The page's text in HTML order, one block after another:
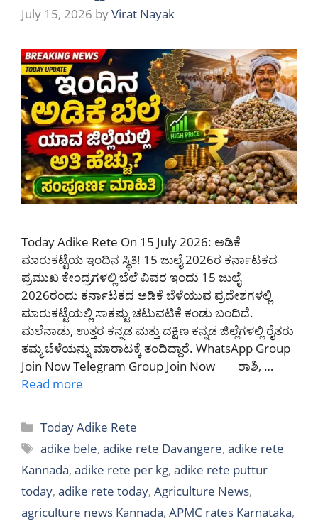
July 15, 2026 byVirat Nayak
Today Adike Rete On 15 July 2026: ಅಡಿಕೆ
ಮಾರುಕಟ್ಟೆಯ ಇಂದಿನ ಸ್ಥಿತಿ! 15 ಜುಲೈ 2026ರ ಕರ್ನಾಟಕದ
ಪ್ರಮುಖ ಕೇಂದ್ರಗಳಲ್ಲಿ ಬೆಲೆ ವಿವರ ಇಂದು 15 ಜುಲೈ
2026ರಂದು ಕರ್ನಾಟಕದ ಅಡಿಕೆ ಬೆಳೆಯುವ ಪ್ರದೇಶಗಳಲ್ಲಿ
ಮಾರುಕಟ್ಟೆಯಲ್ಲಿ ಸಾಕಷ್ಟು ಚಟುವಟಿಕೆ ಕಂಡು ಬಂದಿದೆ.
ಮಲೆನಾಡು, ಉತ್ತರ ಕನ್ನಡ ಮತ್ತು ದಕ್ಷಿಣ ಕನ್ನಡ ಜಿಲ್ಲೆಗಳಲ್ಲಿ ರೈತರು
ತಮ್ಮ ಬೆಳೆಯನ್ನು ಮಾರಾಟಕ್ಕೆ ತಂದಿದ್ದಾರೆ. WhatsApp Group
Join Now Telegram Group Join Now ರಾಶಿ, …
Read more
Categories
Today Adike Rete
Tags
adike bele,adike rete Davangere,adike rete
Kannada, adike rete per kg, adike rete puttur
today, adike rete today, Agriculture News,
agriculture news Kannada, APMC rates Karnataka,